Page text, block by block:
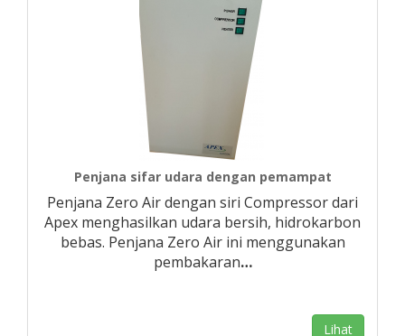
Penjana sifar udara dengan pemampat
Penjana Zero Air dengan siri Compressor dari
Apex menghasilkan udara bersih, hidrokarbon
bebas. Penjana Zero Air ini menggunakan
pembakaran…
Lihat